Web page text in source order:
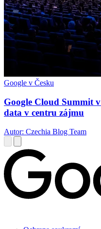
Google v Česku
Google Cloud Summit
data v centru zájmu
Autor: Czechia Blog Team